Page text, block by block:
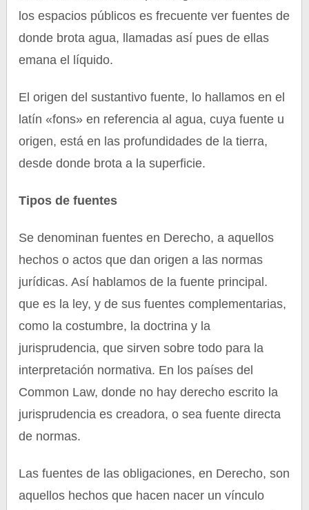
los espacios públicos es frecuente ver fuentes de
donde brota agua, llamadas así pues de ellas
emana el líquido.
El origen del sustantivo fuente, lo hallamos en el
latín «fons» en referencia al agua, cuya fuente u
origen, está en las profundidades de la tierra,
desde donde brota a la superficie.
Tipos de fuentes
Se denominan fuentes en Derecho, a aquellos
hechos o actos que dan origen a las normas
jurídicas. Así hablamos de la fuente principal.
que es la ley, y de sus fuentes complementarias,
como la costumbre, la doctrina y la
jurisprudencia, que sirven sobre todo para la
interpretación normativa. En los países del
Common Law, donde no hay derecho escrito la
jurisprudencia es creadora, o sea fuente directa
de normas.
Las fuentes de las obligaciones, en Derecho, son
aquellos hechos que hacen nacer un vínculo